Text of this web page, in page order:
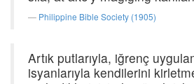
Philippine Bible Society (1905)
Artık putlarıyla, iğrenç
isyanlarıyla kendilerini